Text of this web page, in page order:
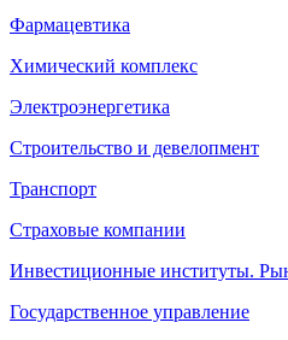
Фармацевтика
Химический комплекс
Электроэнергетика
Строительство и девелопмент
Транспорт
Страховые компании
Инвестиционные институты.
Государственное управление